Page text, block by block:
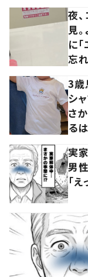
夜
見
に
忘
3歳
シ
さ
るは
実
男
「え